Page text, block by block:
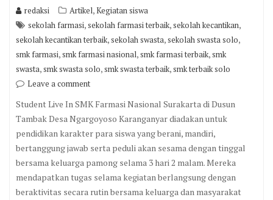
redaksi Artikel,Kegiatan siswa
sekolah farmasi,sekolah farmasi terbaik,sekolah kecantikan,
sekolah kecantikan terbaik,sekolah swasta,sekolah swasta solo,
smk farmasi,smk farmasi nasional,smk farmasi terbaik,smk
swasta,smk swasta solo,smk swasta terbaik,smk terbaik solo
Leave a comment
Student Live In SMK Farmasi Nasional Surakarta di Dusun
Tambak Desa Ngargoyoso Karanganyar diadakan untuk
pendidikan karakter para siswa yang berani, mandiri,
bertanggung jawab serta peduli akan sesama dengan tinggal
bersama keluarga pamong selama 3 hari 2 malam. Mereka
mendapatkan tugas selama kegiatan berlangsung dengan
beraktivitas secara rutin bersama keluarga dan masyarakat